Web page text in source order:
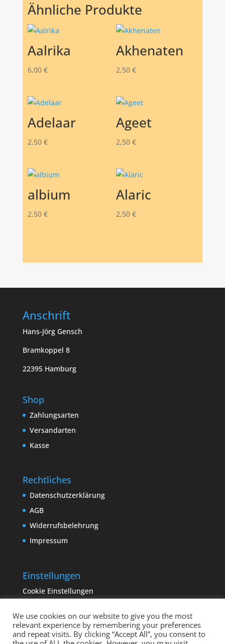
Ähnliche Produkte
Aalrika
6,00 €
Akhenaten
2,50 €
Adelaar
2,50 €
Ageet
2,50 €
albium
2,50 €
Alaric
2,50 €
Anschrift
Hans-Jörg Gensch
Bramkoppel 8
22395 Hamburg
Shop
Zahlungsarten
Versandarten
Kasse
Rechtliches
Datenschutzerklärung
AGB
Widerrufsbelehrung
Impressum
Einstellungen
Cookie Einstellungen
We use cookies on our website to give you the most
relevant experience by remembering your preferences
and repeat visits. By clicking “Accept All”, you consent to